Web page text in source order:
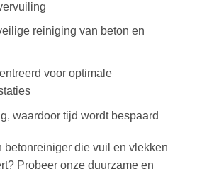
reiniging van beton en
voor optimale
waardoor tijd wordt bespaard
betonreiniger die vuil en vlekken
Probeer onze duurzame en